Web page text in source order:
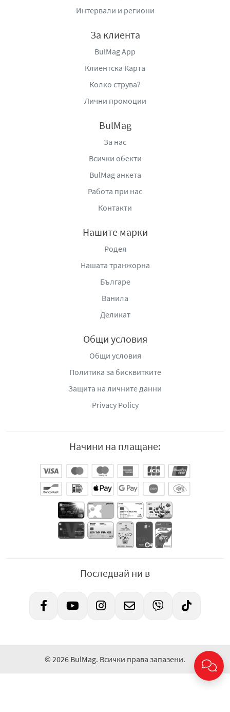
Интервали и региони
За клиента
BulMag App
Клиентска Карта
Колко струва?
Лични промоции
BulMag
За нас
Всички обекти
BulMag анкета
Работа при нас
Контакти
Нашите марки
Родея
Нашата транжорна
Българе
Ванила
Деликат
Общи условия
Общи условия
Политика за бисквитките
Защита на личните данни
Privacy Policy
Начини на плащане:
Последвай ни в
© 2026 BulMag. Всички права запазени.